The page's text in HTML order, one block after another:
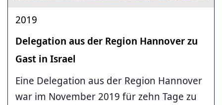
2019
Delegation aus der Region Hannover zu
Gast in Israel
Eine Delegation aus der Region Hannover
war im November 2019 für zehn Tage zu